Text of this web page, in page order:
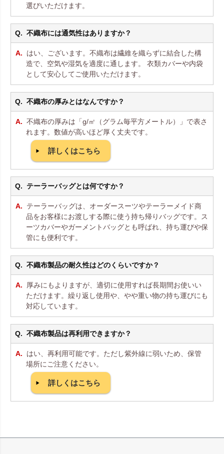
選びいただけます。
不織布には通気性はありますか？
はい、ございます。不織布は繊維を織らずに結合した構
造で、空気や湿気を適度に通します。 衣類カバーや内袋
として安心してご使用いただけます。
不織布の厚みとはなんですか？
不織布の厚みは「g/㎡（グラム毎平方メートル）」で表さ
れます。数値が高いほど厚く丈夫です。
詳しくはこちら
テーラーバッグとは何ですか？
テーラーバッグは、オーダースーツやテーラーメイド商
品をお客様にお渡しする際に使う持ち帰りバッグです。ス
ーツカバーやガーメントバッグとも呼ばれ、持ち運びや保
管にも便利です。
不織布製品の耐久性はどのくらいですか？
厚みにもよりますが、適切に使用すれば長期間お使いい
ただけます。繰り返し使用や、やや重い物の持ち運びにも
対応しています。
不織布製品は再利用できますか？
はい、再利用可能です。ただし紫外線に弱いため、保管
場所にご注意ください。
詳しくはこちら